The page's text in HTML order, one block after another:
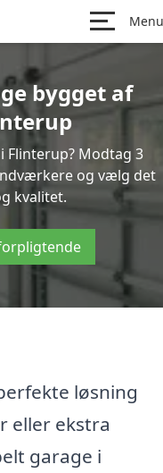
Menu
bygget af
Flinterup? Modtag 3
og vælg det
kvalitet.
løsning
eller ekstra
garage i